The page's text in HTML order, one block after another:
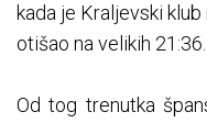
kada je Kraljevski
otišao na velikih 21:36.
Od tog trenutka